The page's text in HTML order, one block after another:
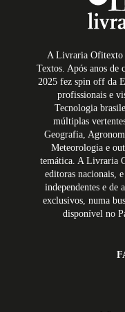
A Livraria Ofitexto
Textos. Após anos de
2025 fez spin off da
profissionais e
Tecnologia
múltiplas
Geografia,
Meteorologia e
temática. A Livraria
editoras nacionais,
independentes e de
exclusivos, numa
disponível no